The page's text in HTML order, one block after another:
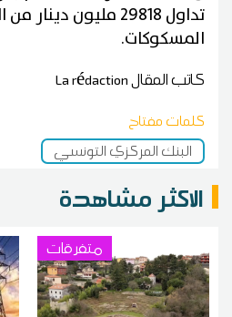
تداول 29818 مليون
المسكوكات.
كاتب المقالLa rédaction
كلمات مفتاح
البنك المركزي التونسي
الاكثر مشاهدة
متفرقات